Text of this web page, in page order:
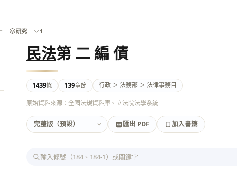
民法第 二 編 債
1439條 139章節 行政 ＞ 法務部 ＞ 法律事務目
原始資料來源：全國法規資料庫、立法院法學系統
匯出 PDF 加入書籤
匯出 PDF
加入書籤
研究 1